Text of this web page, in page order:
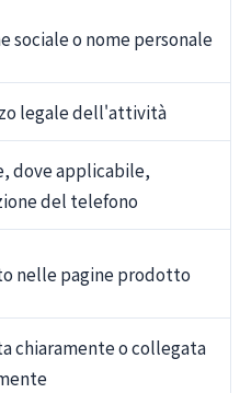
sociale o nome personale
legale dell'attività
dove applicabile,
del telefono
nelle pagine prodotto
chiaramente o collegata